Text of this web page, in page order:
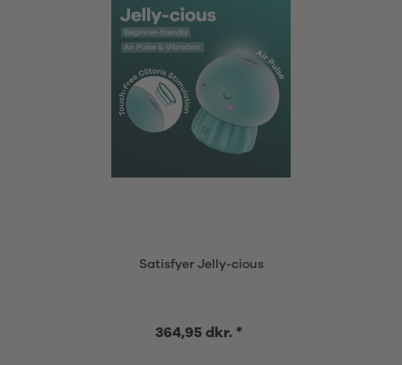
Satisfyer Jelly-cious
364,95 dkr. *